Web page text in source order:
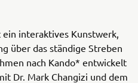
interaktives Kunstwerk,
über das ständige Streben
nach Kando* entwickelt
Dr. Mark Changizi und dem